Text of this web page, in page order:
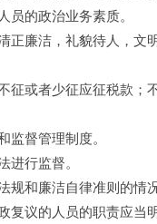
的政治业务素质。
洁，礼貌待人，文明
或者少征应征税款；
督管理制度。
行监督。
和廉洁自律准则的情况
的人员的职责应当明